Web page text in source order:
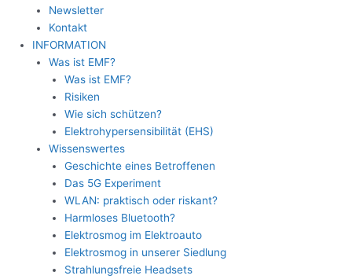
Newsletter
Kontakt
INFORMATION
Was ist EMF?
Was ist EMF?
Risiken
Wie sich schützen?
Elektrohypersensibilität (EHS)
Wissenswertes
Geschichte eines Betroffenen
Das 5G Experiment
WLAN: praktisch oder riskant?
Harmloses Bluetooth?
Elektrosmog im Elektroauto
Elektrosmog in unserer Siedlung
Strahlungsfreie Headsets